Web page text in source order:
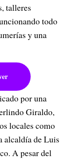
talleres
todo
y una
por una
Giraldo,
locales como
alcaldía de Luis
A pesar del